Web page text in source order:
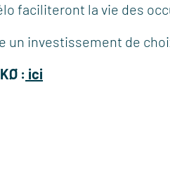
faciliteront la vie des
un investissement de
: ici